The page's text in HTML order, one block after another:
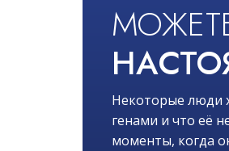
Некоторые люди
генами и что её
моменты, когда